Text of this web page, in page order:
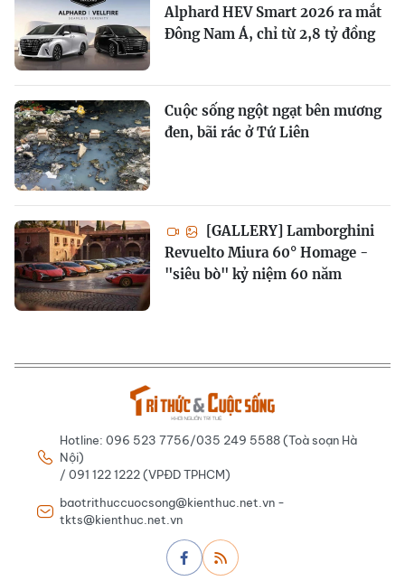
Alphard HEV Smart 2026 ra mắt
Đông Nam Á, chỉ từ 2,8 tỷ đồng
Cuộc sống ngột ngạt bên mương
đen, bãi rác ở Tứ Liên
[GALLERY] Lamborghini
Revuelto Miura 60° Homage -
"siêu bò" kỷ niệm 60 năm
Hotline: 096 523 7756/035 249 5588 (Toà soạn Hà
Nội)
/ 091 122 1222 (VPĐD TPHCM)
baotrithuccuocsong@kienthuc.net.vn -
tkts@kienthuc.net.vn